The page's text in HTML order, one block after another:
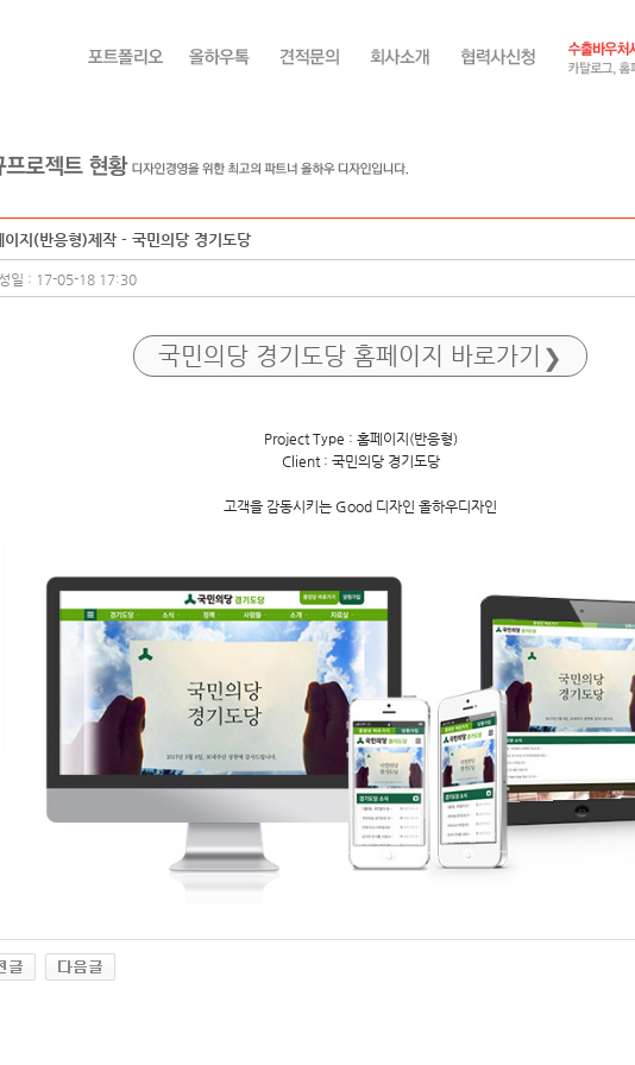
이지(반응형)제작 - 국민의당 경기도당
일 : 17-05-18 17:30
국민의당 경기도당 홈페이지 바로가기
Project Type : 홈페이지(반응형)
Client : 국민의당 경기도당
고객을 감동시키는 Good 디자인 올하우디자인